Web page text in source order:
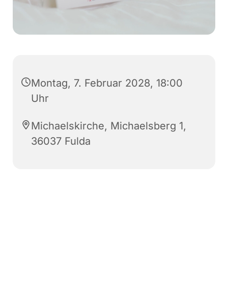
Montag, 7. Februar 2028, 18:00
Uhr
Michaelskirche, Michaelsberg 1,
36037 Fulda